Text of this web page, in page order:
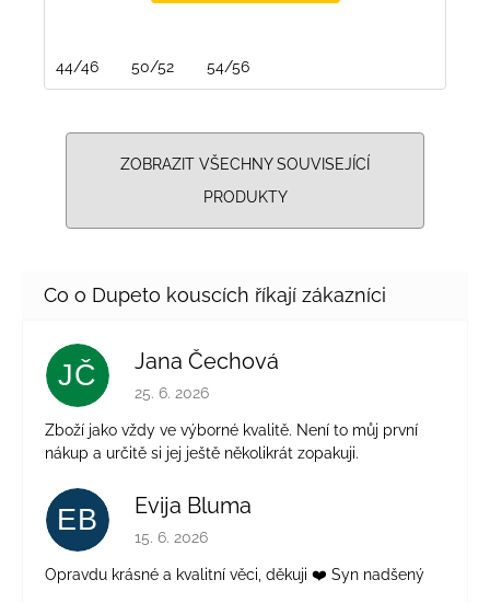
44/46 50/52 54/56
ZOBRAZIT VŠECHNY SOUVISEJÍCÍ
PRODUKTY
JČ Jana Čechová
Hodnocení obchodu je 5 z 5 hvězdiček.
25. 6. 2026
Zboží jako vždy ve výborné kvalitě. Není to můj první
nákup a určitě si jej ještě několikrát zopakuji.
EB Evija Bluma
Hodnocení obchodu je 5 z 5 hvězdiček.
15. 6. 2026
Opravdu krásné a kvalitní věci, děkuji ❤️ Syn nadšený